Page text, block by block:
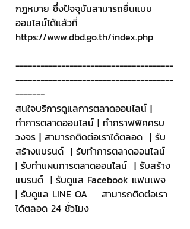
กฎหมาย ซึ่งปัจจุบันสามารถยื่นแบบ
ออนไลน์ได้แล้วที่
https://www.dbd.go.th/index.php
--------------------------------------
--------------------------------------
-------
สนใจบริการดูแลการตลาดออนไลน์ |
ทำการตลาดออนไลน์ | ทำกราฟฟิคครบ
วงจร | สามารถติดต่อเราได้ตลอด  | รับ
สร้างแบรนด์  | รับทำการตลาดออนไลน์
| รับทำแผนการตลาดออนไลน์  | รับสร้าง
แบรนด์  | รับดูแล Facebook แฟนเพจ
| รับดูแล LINE OA    สามารถติดต่อเรา
ได้ตลอด 24 ชั่วโมง